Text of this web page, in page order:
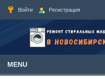
Войти Регистрация
MENU